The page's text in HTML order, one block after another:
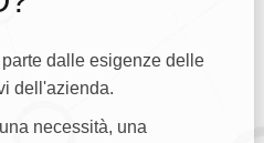
dalle esigenze delle
dell'azienda.
necessità, una